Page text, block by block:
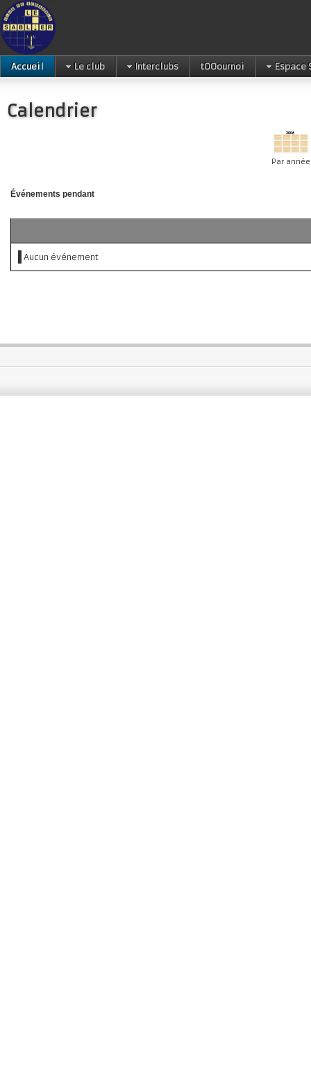
Accueil Le club Interclubs tOOournoi Espace
Calendrier
Par année
Événements pendant
Aucun événement